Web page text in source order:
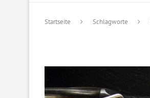
Startseite Schlagworte